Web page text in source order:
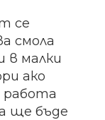
се
смола
в малки
ако
работа
ще бъде